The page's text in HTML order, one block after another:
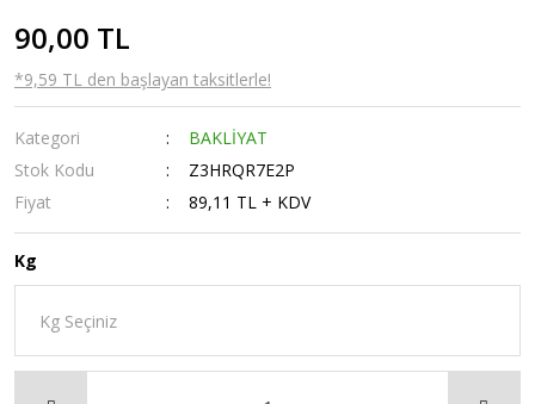
90,00 TL
*9,59 TL den başlayan taksitlerle!
Kategori
BAKLİYAT
Stok Kodu
Z3HRQR7E2P
Fiyat
89,11 TL + KDV
Kg